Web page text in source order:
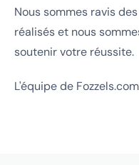
Nous sommes ravis
réalisés et nous
soutenir votre réussite.
L'équipe de Fozzels.com